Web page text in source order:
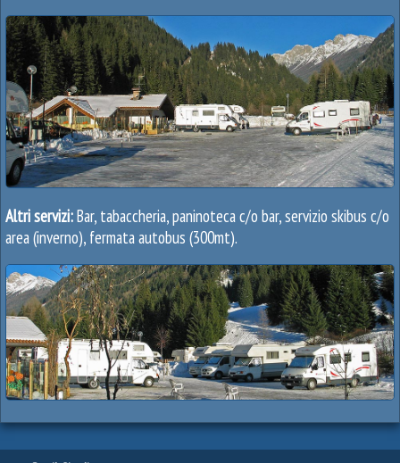
Altri servizi:Bar, tabaccheria, paninoteca c/o bar, servizio skibus c/o
area (inverno), fermata autobus (300mt).